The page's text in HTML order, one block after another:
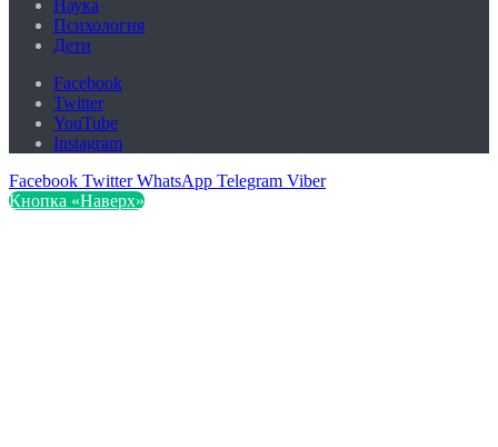
Наука
Психология
Дети
Facebook
Twitter
YouTube
Instagram
Facebook Twitter WhatsApp Telegram Viber
Кнопка «Наверх»